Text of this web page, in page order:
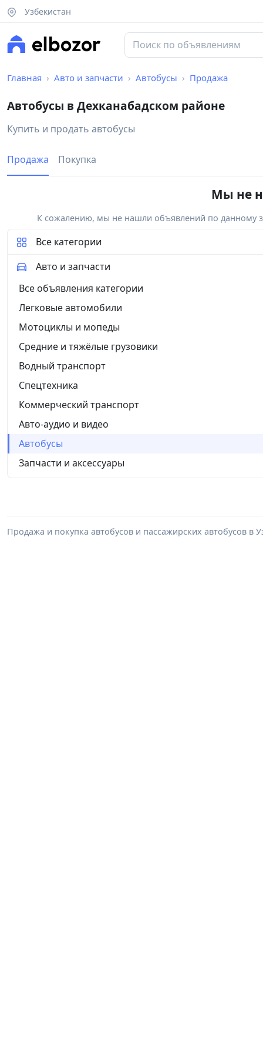
Узбекистан
Главная Авто и запчасти Автобусы Продажа
Автобусы в Дехканабадском районе
Купить и продать автобусы
Продажа Покупка
Мы не
К сожалению, мы не нашли объявлений по данному
Все категории
Авто и запчасти
Все объявления категории
Легковые автомобили
Мотоциклы и мопеды
Средние и тяжёлые грузовики
Водный транспорт
Спецтехника
Коммерческий транспорт
Авто-аудио и видео
Автобусы
Запчасти и аксессуары
Продажа и покупка автобусов и пассажирских автобусов в